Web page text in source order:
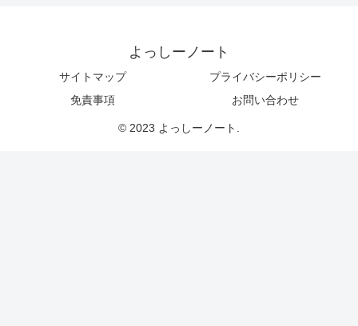
よっしーノート
サイトマップ
プライバシーポリシー
免責事項
お問い合わせ
© 2023 よっしーノート.